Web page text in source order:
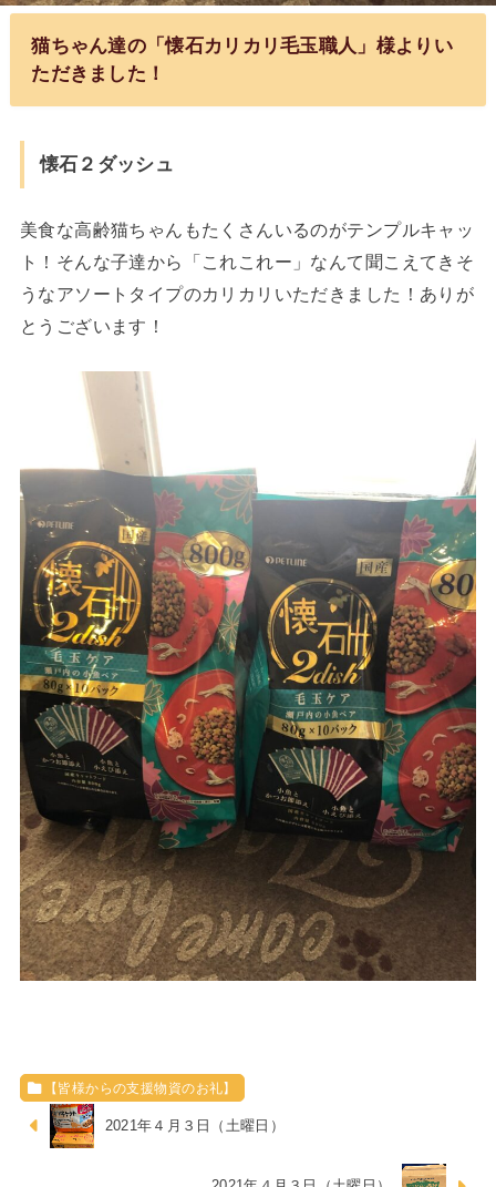
猫ちゃん達の「懐石カリカリ毛玉職人」様よりい
ただきました！
懐石２ダッシュ
美食な高齢猫ちゃんもたくさんいるのがテンプルキャッ
ト！そんな子達から「これこれー」なんて聞こえてきそ
うなアソートタイプのカリカリいただきました！ありが
とうございます！
【皆様からの支援物資のお礼】
2021年４月３日（土曜日）